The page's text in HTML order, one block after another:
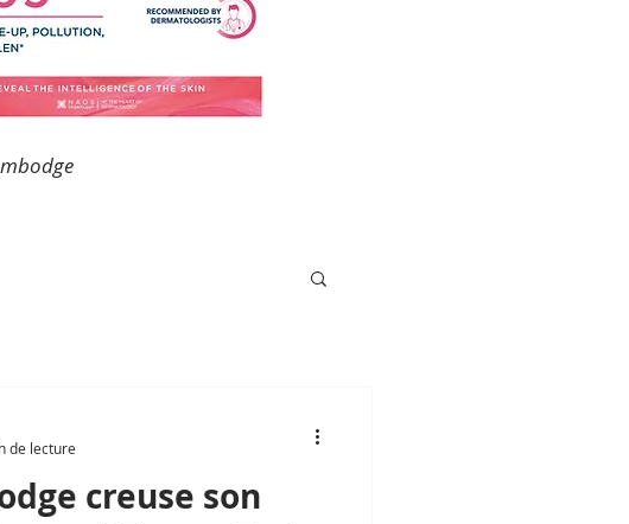
creuse son
de lecture